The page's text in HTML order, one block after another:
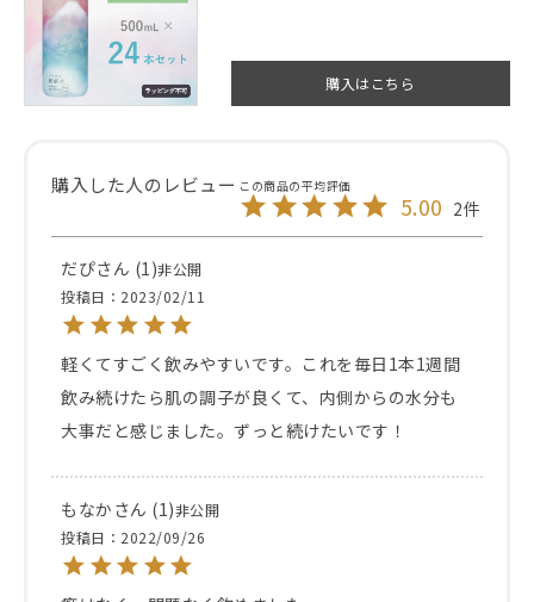
購入はこちら
5.00 2
だぴ 1 非公開
投稿日
2023/02/11
軽くてすごく飲みやすいです。これを毎日1本1週間
飲み続けたら肌の調子が良くて、内側からの水分も
大事だと感じました。ずっと続けたいです！
もなか 1 非公開
投稿日
2022/09/26